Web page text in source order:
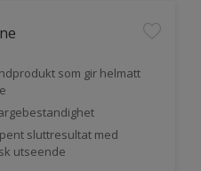
som gir helmatt
sluttresultat med
utseende